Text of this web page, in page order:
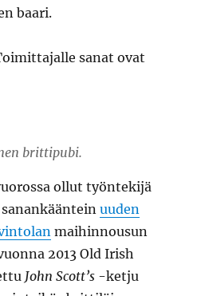
baari.
sanat ovat
brittipubi.
ollut työntekijä
uuden
maihinnousun
2013 Old Irish
John Scott’s -ketju